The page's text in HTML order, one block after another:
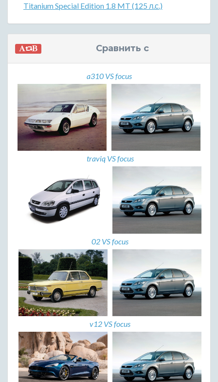
Titanium Special Edition 1.8 MT (125 л.с.)
Сравнить с
a310 VS focus
traviq VS focus
02 VS focus
v12 VS focus